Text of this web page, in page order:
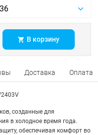
В корзину
Доставка Оплата
созданные для
в холодное время года.
обеспечивая комфорт во